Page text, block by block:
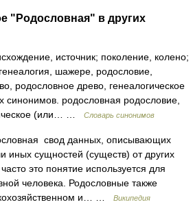
"Родословная" в других
источник; поколение, колено;
шажере, родословие,
родословное древо, генеалогическое
синонимов. родословная родословие,
(или… …
Словарь синонимов
свод данных, описывающих
иных сущностей (существ) от других
это понятие используется для
человека. Родословные также
и… …
Википедия